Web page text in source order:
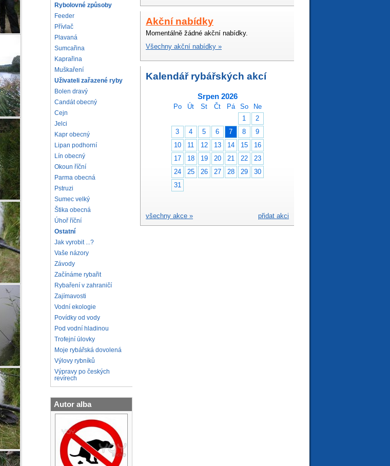
Rybolovné způsoby
Feeder
Přívlač
Plavaná
Sumcařina
Kaprařina
Muškaření
Uživateli zařazené ryby
Bolen dravý
Candát obecný
Cejn
Jelci
Kapr obecný
Lipan podhorní
Lín obecný
Okoun říční
Parma obecná
Pstruzi
Sumec velký
Štika obecná
Úhoř říční
Ostatní
Jak vyrobit ...?
Vaše názory
Závody
Začínáme rybařit
Rybaření v zahraničí
Zajímavosti
Vodní ekologie
Povídky od vody
Pod vodní hladinou
Trofejní úlovky
Moje rybářská dovolená
Výlovy rybníků
Výpravy po českých
revírech
Autor alba
Akční nabídky
Momentálně žádné akční nabídky.
Všechny akční nabídky »
Kalendář rybářských akcí
Srpen 2026
Po Út St Čt Pá So
Ne
1
2
3
4 5 6 7 8
9
10
11 12 13 14 15
16
17
18 19 20 21 22
23
24
25 26 27 28 29
30
31
přidat akci
všechny akce »